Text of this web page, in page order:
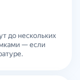
до нескольких
— если